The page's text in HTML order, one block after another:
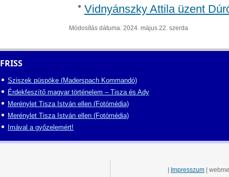
Vidnyánszky Attila üzent
Módosítás dátuma: 2024. május 22. szerda
FRISS
Sziszek püspöke (Maderspach Kommandó)
Érdekfeszítő magyar történelem – Tisza és Ady
Merénylet Tisza István ellen (Fotómédia)
Merénylet Tisza István ellen (Fotómédia)
Imával a győzelemért!
Impresszum |